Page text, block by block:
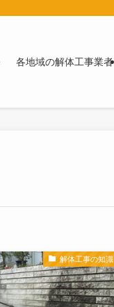
各地域の解体工事業者
解体工事の知識